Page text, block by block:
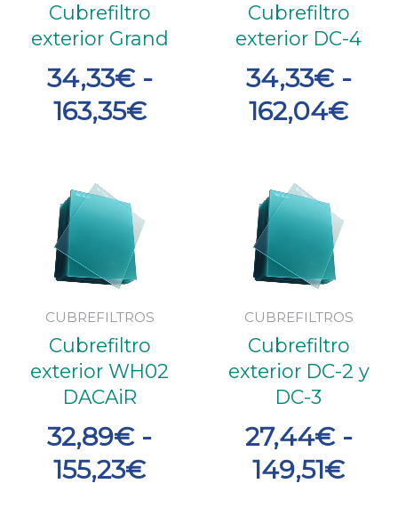
Cubrefiltro
exterior Grand
34,33€ -
163,35€
hasta
163,35€
Cubrefiltro
exterior DC-4
34,33€ -
162,04€
CUBREFILTROS
Cubrefiltro
exterior WH02
DACAiR
32,89€ -
155,23€
32,89€
hasta
155,23€
CUBREFILTROS
Cubrefiltro
exterior DC-2 y
DC-3
27,44€ -
149,51€